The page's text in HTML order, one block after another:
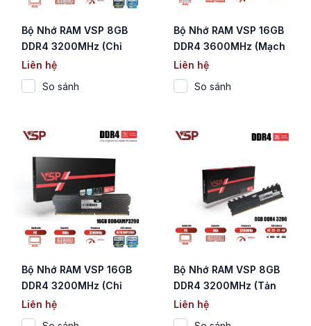
Bộ Nhớ RAM VSP 8GB
DDR4 3200MHz (Chỉ
Hỗ Trợ CPU Intel / Bo
Mạch Trần / CL19)
Liên hệ
So sánh
Bộ Nhớ RAM VSP 16GB
DDR4 3600MHz (Mạch
Đen / CL18 / 1.35V)
Liên hệ
So sánh
Bộ Nhớ RAM VSP 16GB
DDR4 3200MHz (Chỉ
Hỗ Trợ CPU Intel /
Mạch Đen / CL19)
Liên hệ
Bộ Nhớ RAM VSP 8GB
DDR4 3200MHz (Tản
Nhiệt Đen / CL16 / 1.2V)
Liên hệ